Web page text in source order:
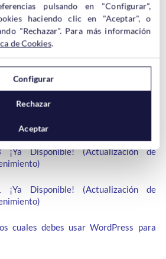
¡Ya Disponible! (Actualización de
¡Ya Disponible! (Actualización de
cuales debes usar WordPress para
pulsando en "Configurar",
haciendo clic en "Aceptar", o
"Rechazar". Para más información
de Cookies.
Configurar
Rechazar
Aceptar